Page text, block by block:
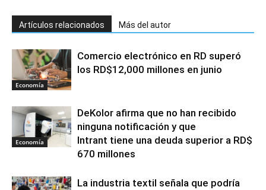
Artículos relacionados Más del autor
Economía
Comercio electrónico en RD superó
los RD$12,000 millones en junio
Economía
DeKolor afirma que no han recibido
ninguna notificación y que
Intrant tiene una deuda superior a RD$
670 millones
La industria textil señala que podría